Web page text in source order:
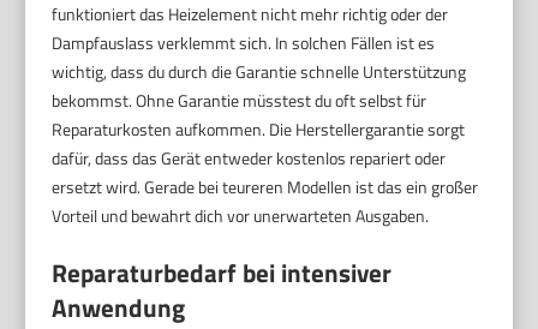
funktioniert das Heizelement nicht mehr richtig oder der
Dampfauslass verklemmt sich. In solchen Fällen ist es
wichtig, dass du durch die Garantie schnelle Unterstützung
bekommst. Ohne Garantie müsstest du oft selbst für
Reparaturkosten aufkommen. Die Herstellergarantie sorgt
dafür, dass das Gerät entweder kostenlos repariert oder
ersetzt wird. Gerade bei teureren Modellen ist das ein großer
Vorteil und bewahrt dich vor unerwarteten Ausgaben.
Reparaturbedarf bei intensiver
Anwendung